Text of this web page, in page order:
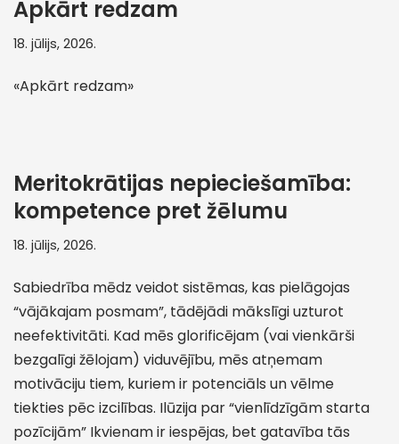
Apkārt redzam
18. jūlijs, 2026.
«Apkārt redzam»
Meritokrātijas nepieciešamība:
kompetence pret žēlumu
18. jūlijs, 2026.
Sabiedrība mēdz veidot sistēmas, kas pielāgojas
“vājākajam posmam”, tādējādi mākslīgi uzturot
neefektivitāti. Kad mēs glorificējam (vai vienkārši
bezgalīgi žēlojam) viduvējību, mēs atņemam
motivāciju tiem, kuriem ir potenciāls un vēlme
tiekties pēc izcilības. Ilūzija par “vienlīdzīgām starta
pozīcijām” Ikvienam ir iespējas, bet gatavība tās